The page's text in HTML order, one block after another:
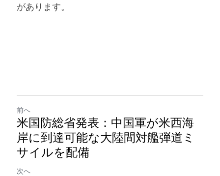
があります。
前へ
米国防総省発表：中国軍が米西海
岸に到達可能な大陸間対艦弾道ミ
サイルを配備
次へ